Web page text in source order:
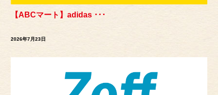
【ABCマート】adidas ･･･
2026年7月23日